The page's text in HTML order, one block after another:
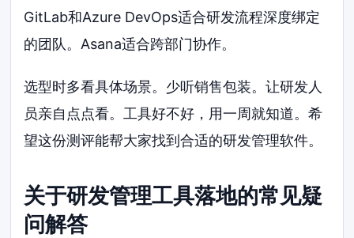
GitLab和Azure DevOps适合研发流程深度绑定
的团队。Asana适合跨部门协作。
选型时多看具体场景。少听销售包装。让研发人
员亲自点点看。工具好不好，用一周就知道。希
望这份测评能帮大家找到合适的研发管理软件。
关于研发管理工具落地的常见疑
问解答